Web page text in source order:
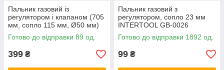
Пальник газовий із
регулятором і клапаном (705
мм, сопло 115 мм, Ø50 мм)
INTERTOOL [GB-0045]
Готово до відправки 89 од.
399 ₴
Пальник газовий з
регулятором, сопло 23 мм
INTERTOOL GB-0026
Готово до відправки 1892 од.
99 ₴